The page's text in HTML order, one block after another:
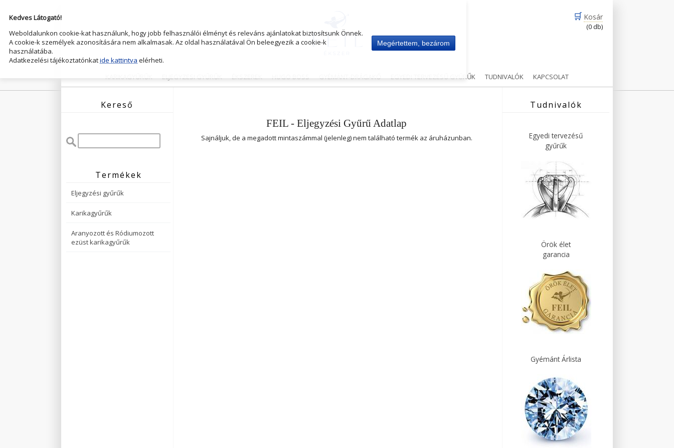
🛒 Kosár
(0 db)
KARIKAGYŰRŰK ELJEGYZESI GYŰRŰK ÉKSZEREK HUGO BOSS GYÉMÁNT-DRÁGAKŐ EGYEDI TERVEZÉSŰ GYŰRŰK TUDNIVALÓK KAPCSOLAT
Kereső
Termékek
Eljegyzési gyűrűk
Karikagyűrűk
Aranyozott és Ródiumozott
ezüst karikagyűrűk
FEIL - Eljegyzési Gyűrű Adatlap
Sajnáljuk, de a megadott mintaszámmal (jelenleg) nem található termék az áruházunban.
Tudnivalók
Egyedi tervezésű
gyűrűk
Örök élet
garancia
Gyémánt Árlista
Kedves Látogató!
Weboldalunkon cookie-kat használunk, hogy jobb felhasználói élményt és releváns ajánlatokat biztosítsunk Önnek.
A cookie-k személyek azonosítására nem alkalmasak. Az oldal használatával Ön beleegyezik a cookie-k
használatába.
Adatkezelési tájékoztatónkatide kattintva elérheti.
Megértettem, bezárom